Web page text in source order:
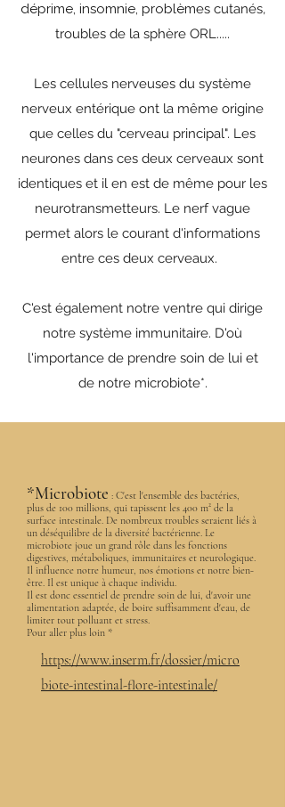
déprime, insomnie, problèmes cutanés,
troubles de la sphère ORL.....
Les cellules nerveuses du système
nerveux entérique ont la même origine
que celles du "cerveau principal". Les
neurones dans ces deux cerveaux sont
identiques et il en est de même pour les
neurotransmetteurs. Le nerf vague
permet alors le courant d'informations
entre ces deux cerveaux.
C'est également notre ventre qui dirige
notre système immunitaire. D'où
l'importance de prendre soin de lui et
de notre microbiote*.
*Microbiote : C'est l'ensemble des bactéries,
plus de 100 millions, qui tapissent les 400 m² de la
surface intestinale. De nombreux troubles seraient liés à
un déséquilibre de la diversité bactérienne. Le
microbiote joue un grand rôle dans les fonctions
digestives, métaboliques, immunitaires et neurologique.
Il influence notre humeur, nos émotions et notre bien-
être. Il est unique à chaque individu.
Il est donc essentiel de prendre soin de lui, d'avoir une
alimentation adaptée, de boire suffisamment d'eau, de
limiter tout polluant et stress.
Pour aller plus loin *
https://www.inserm.fr/dossier/micro
biote-intestinal-flore-intestinale/